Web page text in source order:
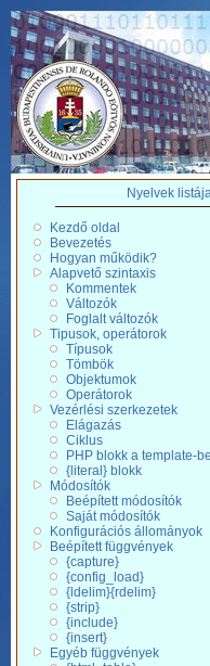
Nyelvek
Kezdő oldal
Bevezetés
Hogyan működik?
Alapvető szintaxis
Kommentek
Változók
Foglalt változók
Tipusok, operátorok
Típusok
Tömbök
Objektumok
Operátorok
Vezérlési szerkezetek
Elágazás
Ciklus
PHP blokk a template-
{literal} blokk
Módosítók
Beépített módosítók
Saját módosítók
Konfigurációs állományok
Beépített függvények
{capture}
{config_load}
{ldelim}{rdelim}
{strip}
{include}
{insert}
Egyéb függvények